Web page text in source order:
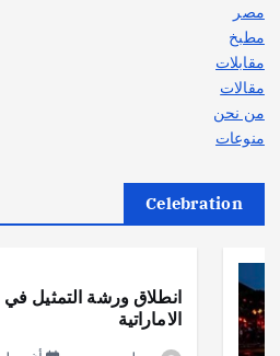
مصر
مطبخ
مقابلات
مقالات
من نحن
منوعات
Celebration
انطلاق ورشة التمثيل في
الاماراتية